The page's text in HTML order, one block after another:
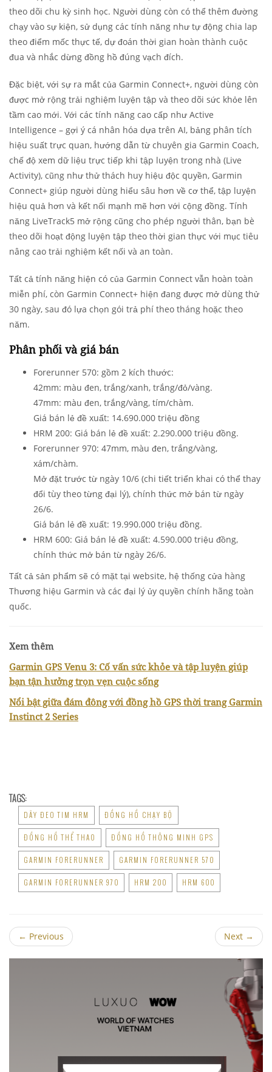
theo dõi chu kỳ sinh học. Người dùng còn có thể thêm đường
chạy vào sự kiện, sử dụng các tính năng như tự động chia lap
theo điểm mốc thực tế, dự đoán thời gian hoàn thành cuộc
đua và nhắc dừng đồng hồ đúng vạch đích.
Đặc biệt, với sự ra mắt của Garmin Connect+, người dùng còn
được mở rộng trải nghiệm luyện tập và theo dõi sức khỏe lên
tầm cao mới. Với các tính năng cao cấp như Active
Intelligence – gợi ý cá nhân hóa dựa trên AI, bảng phân tích
hiệu suất trực quan, hướng dẫn từ chuyên gia Garmin Coach,
chế độ xem dữ liệu trực tiếp khi tập luyện trong nhà (Live
Activity), cũng như thử thách huy hiệu độc quyền, Garmin
Connect+ giúp người dùng hiểu sâu hơn về cơ thể, tập luyện
hiệu quả hơn và kết nối mạnh mẽ hơn với cộng đồng. Tính
năng LiveTrack5 mở rộng cũng cho phép người thân, bạn bè
theo dõi hoạt động luyện tập theo thời gian thực với mục tiêu
nâng cao trải nghiệm kết nối và an toàn.
Tất cả tính năng hiện có của Garmin Connect vẫn hoàn toàn
miễn phí, còn Garmin Connect+ hiện đang được mở dùng thử
30 ngày, sau đó lựa chọn gói trả phí theo tháng hoặc theo
năm.
Phân phối và giá bán
Forerunner 570: gồm 2 kích thước:
42mm: màu đen, trắng/xanh, trắng/đỏ/vàng.
47mm: màu đen, trắng/vàng, tím/chàm.
Giá bán lẻ đề xuất: 14.690.000 triệu đồng
HRM 200: Giá bán lẻ đề xuất: 2.290.000 triệu đồng.
Forerunner 970: 47mm, màu đen, trắng/vàng,
xám/chàm.
Mở đặt trước từ ngày 10/6 (chi tiết triển khai có thể thay
đổi tùy theo từng đại lý), chính thức mở bán từ ngày
26/6.
Giá bán lẻ đề xuất: 19.990.000 triệu đồng.
HRM 600: Giá bán lẻ đề xuất: 4.590.000 triệu đồng,
chính thức mở bán từ ngày 26/6.
Tất cả sản phẩm sẽ có mặt tại website, hệ thống cửa hàng
Thương hiệu Garmin và các đại lý ủy quyền chính hãng toàn
quốc.
Xem thêm
Garmin GPS Venu 3: Cố vấn sức khỏe và tập luyện giúp
bạn tận hưởng trọn vẹn cuộc sống
Nổi bật giữa đám đông với đồng hồ GPS thời trang Garmin
Instinct 2 Series
TAGS:
DÂY ĐEO TIM HRM ĐỒNG HỒ CHẠY BỘ
ĐỒNG HỒ THỂ THAO ĐỒNG HỒ THÔNG MINH GPS
GARMIN FORERUNNER GARMIN FORERUNNER 570
GARMIN FORERUNNER 970 HRM 200 HRM 600
← Previous Next →